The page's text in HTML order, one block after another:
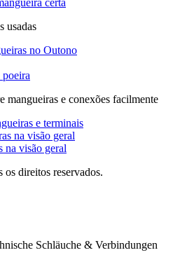
certa
usadas
no Outono
mangueiras e conexões facilmente
e terminais
na visão geral
na visão geral
direitos reservados.